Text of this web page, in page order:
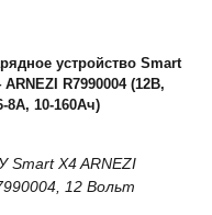
устройство Smart
ARNEZI R7990004 (12В,
8А, 10-160Ач)
Smart X4 ARNEZI
12 Вольт